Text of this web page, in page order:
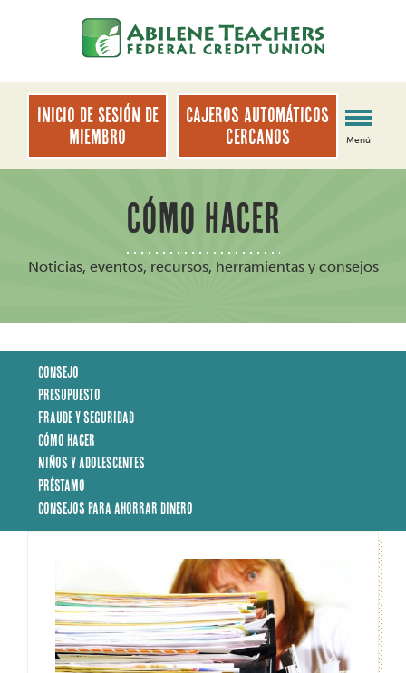
de
sesión
web
INICIO DE SESIÓN DE
MIEMBRO
Cajeros automáticos
cercanos
Menú
CÓMO HACER
Noticias, eventos, recursos, herramientas y consejos
Consejo
Presupuesto
Fraude y seguridad
Cómo hacer
Niños y adolescentes
Préstamo
Consejos para ahorrar dinero